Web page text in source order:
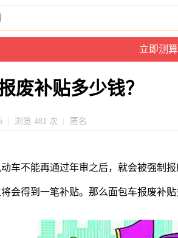
废补贴多少钱？
浏览 481 次 匿名
动车不能再通过年审之后，就会被强制
会得到一笔补贴。那么面包车报废补